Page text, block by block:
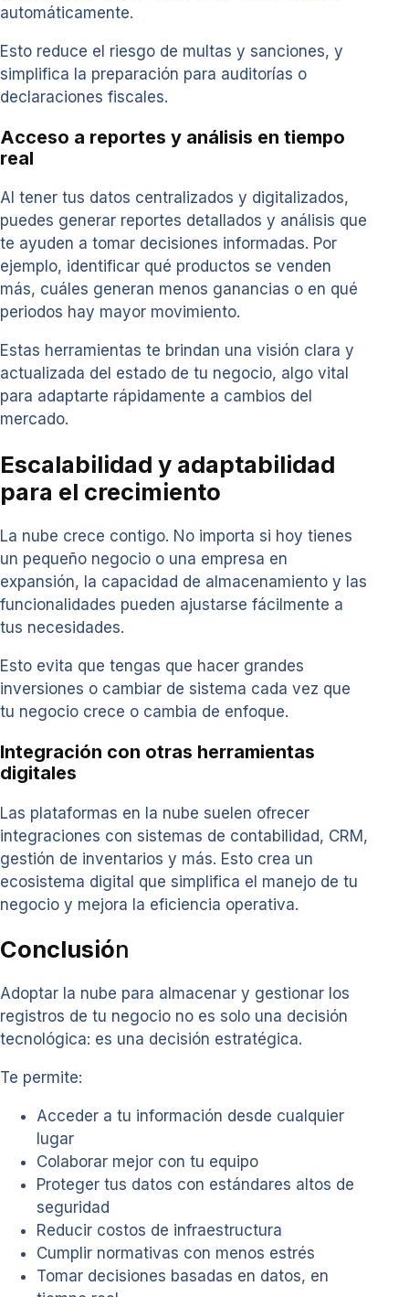
automáticamente.
Esto reduce el riesgo de multas y sanciones, y
simplifica la preparación para auditorías o
declaraciones fiscales.
Acceso a reportes y análisis en tiempo
real
Al tener tus datos centralizados y digitalizados,
puedes generar reportes detallados y análisis que
te ayuden a tomar decisiones informadas. Por
ejemplo, identificar qué productos se venden
más, cuáles generan menos ganancias o en qué
periodos hay mayor movimiento.
Estas herramientas te brindan una visión clara y
actualizada del estado de tu negocio, algo vital
para adaptarte rápidamente a cambios del
mercado.
Escalabilidad y adaptabilidad
para el crecimiento
La nube crece contigo. No importa si hoy tienes
un pequeño negocio o una empresa en
expansión, la capacidad de almacenamiento y las
funcionalidades pueden ajustarse fácilmente a
tus necesidades.
Esto evita que tengas que hacer grandes
inversiones o cambiar de sistema cada vez que
tu negocio crece o cambia de enfoque.
Integración con otras herramientas
digitales
Las plataformas en la nube suelen ofrecer
integraciones con sistemas de contabilidad, CRM,
gestión de inventarios y más. Esto crea un
ecosistema digital que simplifica el manejo de tu
negocio y mejora la eficiencia operativa.
Conclusión
Adoptar la nube para almacenar y gestionar los
registros de tu negocio no es solo una decisión
tecnológica: es una decisión estratégica.
Te permite:
Acceder a tu información desde cualquier
lugar
Colaborar mejor con tu equipo
Proteger tus datos con estándares altos de
seguridad
Reducir costos de infraestructura
Cumplir normativas con menos estrés
Tomar decisiones basadas en datos, en